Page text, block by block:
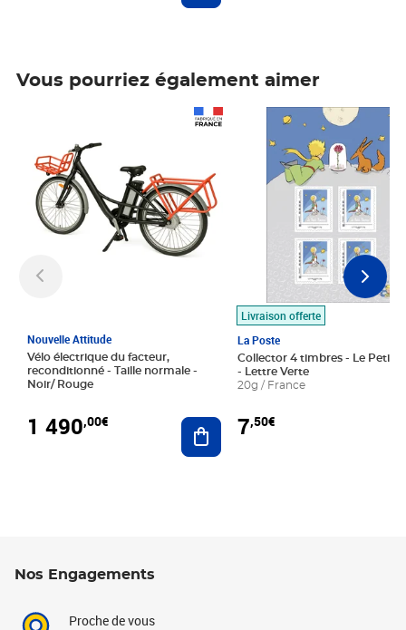
Vous pourriez également aimer
Nouvelle Attitude
Vélo électrique du facteur,
reconditionné - Taille normale -
Noir/ Rouge
1 490,00€ Ajouter au panier
Livraison offerte
La Poste
Collector 4 timbres - Le Petit
- Lettre Verte
20g / France
7,50€
Prix 7,50€
Nos Engagements
Proche de vous